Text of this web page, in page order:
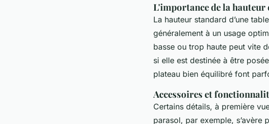
L'importance de la hauteur
La hauteur standard d’une
généralement à un usage
basse ou trop haute peut vite
si elle est destinée à être
plateau bien équilibré font
Accessoires et
Certains détails, à première
parasol, par exemple,